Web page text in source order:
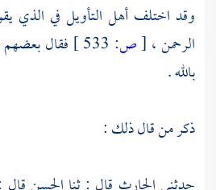
وقد اختلف أهل التأويل في الذي
الرحمن ، [ص:
فقال
بالله .
ذكر من قال ذلك :